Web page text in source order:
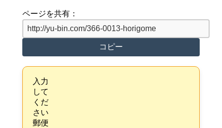
ページを共有：
コピー
入力
して
くだ
さい
郵便